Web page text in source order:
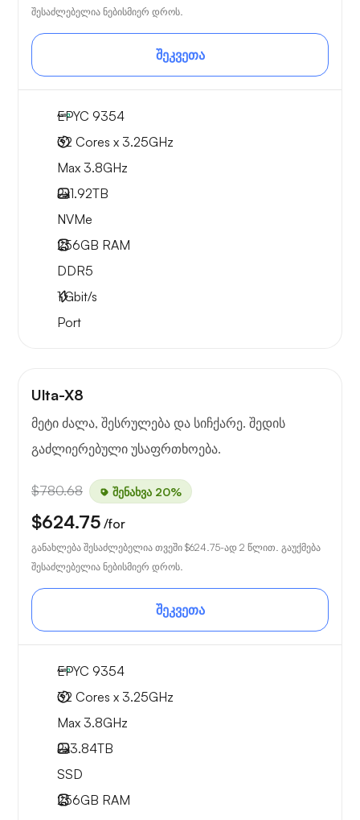
შესაძლებელია ნებისმიერ დროს.
შეკვეთა
EPYC 9354
32 Cores x 3.25GHz
Max 3.8GHz
2x1.92TB
NVMe
256GB RAM
DDR5
1Gbit/s
Port
Ulta-X8
მეტი ძალა, შესრულება და სიჩქარე. შედის
გაძლიერებული უსაფრთხოება.
$780.68 შენახვა 20%
$624.75 /for
განახლება შესაძლებელია თვეში $624.75-ად 2 წლით. გაუქმება
შესაძლებელია ნებისმიერ დროს.
შეკვეთა
EPYC 9354
32 Cores x 3.25GHz
Max 3.8GHz
2x3.84TB
SSD
256GB RAM